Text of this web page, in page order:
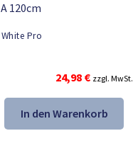
120cm
Pro
Ursprünglicher
Preis
war:
37,37 €
24,98 €Aktueller
Preis
ist:
24,98 €.
zzgl. MwSt.
In den Warenkorb